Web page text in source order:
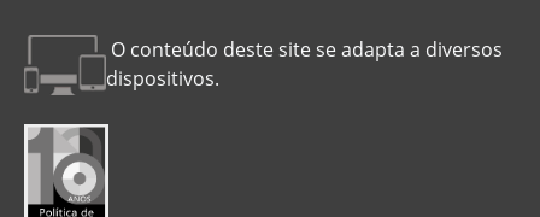
O conteúdo deste site se adapta a diversos
dispositivos.